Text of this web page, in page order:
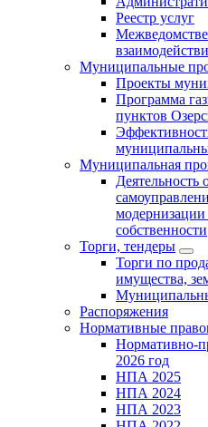
Реестр услуг
Муниципальные
Проекты
Программа
пунктов
Муниципальная
Деятельность
собственности
Торги, тендеры
Торги по
имущества,
Распоряжения
Нормативные
Нормативно-
2026 год
НПА 2025
НПА 2024
НПА 2023